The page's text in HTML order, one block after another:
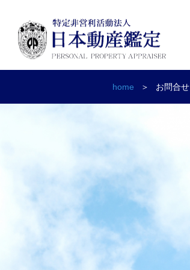
home お問合せ